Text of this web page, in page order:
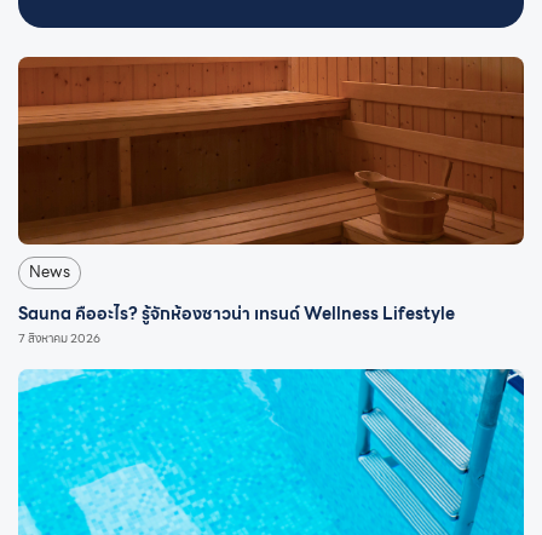
News
Sauna คืออะไร? รู้จักห้องซาวน่า เทรนด์ Wellness Lifestyle
7 สิงหาคม 2026